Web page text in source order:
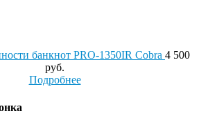
банкнот PRO-1350IR Cobra 4 500
руб.
Подробнее